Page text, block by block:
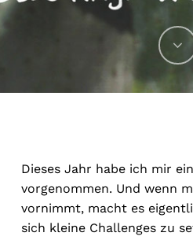
Dieses Jahr habe ich mir
vorgenommen. Und wenn
vornimmt, macht es
sich kleine Challenges zu